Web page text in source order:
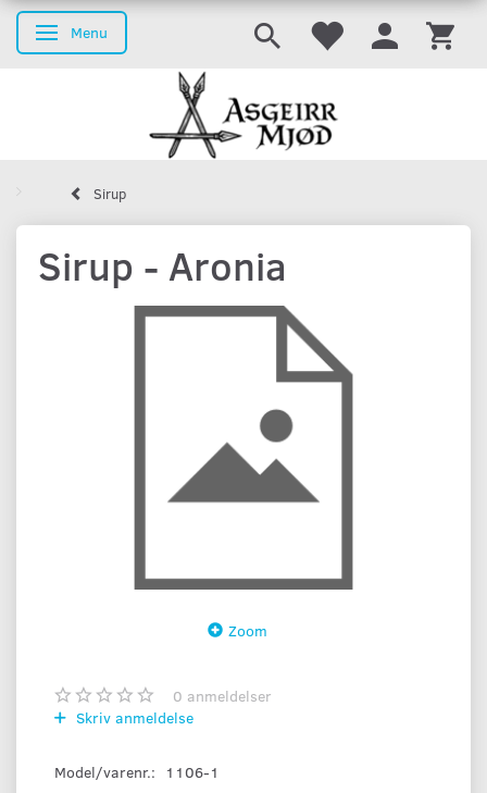
Skifte navigation
Menu
Sirup
Sirup - Aronia
Zoom
0 anmeldelser
Skriv anmeldelse
Model/varenr.:
1106-1